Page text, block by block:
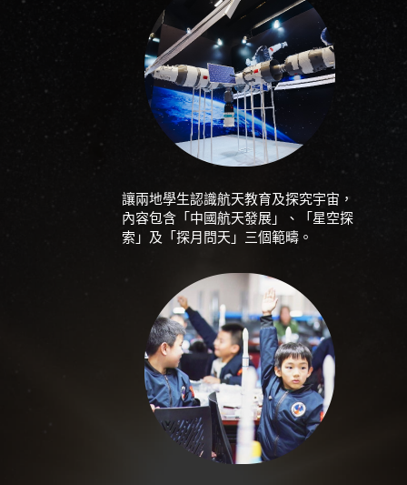
讓兩地學生認識航天教育及探究宇宙，
內容包含「中國航天發展」、「星空探
索」及「探月問天」三個範疇。